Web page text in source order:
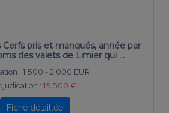
Cerfs pris et manqués, année par
des valets de Limier qui …
: 1 500 - 2 000 EUR
: 19 500 €
Fiche détaillée